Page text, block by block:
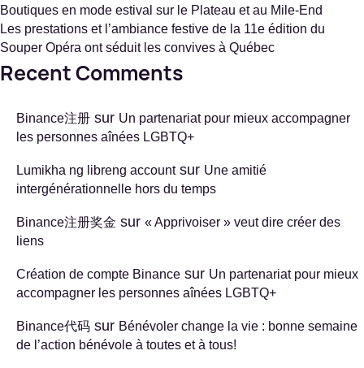
Boutiques en mode estival sur le Plateau et au Mile-End
Les prestations et l’ambiance festive de la 11e édition du
Souper Opéra ont séduit les convives à Québec
Recent Comments
Binance注册 sur Un partenariat pour mieux accompagner
les personnes aînées LGBTQ+
Lumikha ng libreng accountsur Une amitié
intergénérationnelle hors du temps
Binance注册奖金 sur « Apprivoiser » veut dire créer des
liens
Création de compte Binance sur Un partenariat pour mieux
accompagner les personnes aînées LGBTQ+
Binance代码 sur Bénévoler change la vie : bonne semaine
de l’action bénévole à toutes et à tous!